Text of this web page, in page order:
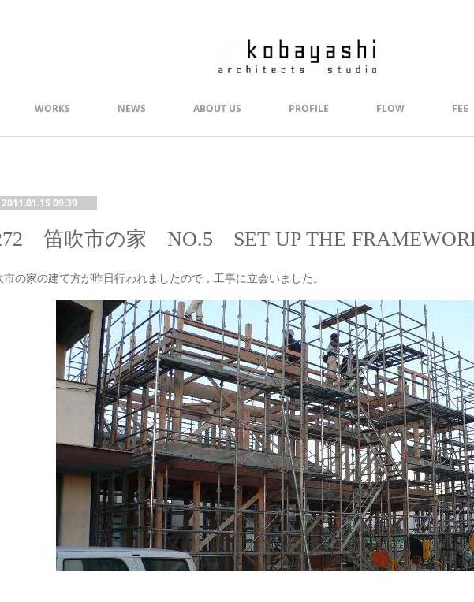
WORKS NEWS ABOUT US PROFILE FLOW FEE
2011.01.15 09:39
笛吹市の家 NO.5 SET UP THE
市の家の建て方が昨日行われましたので，工事に立会いました。